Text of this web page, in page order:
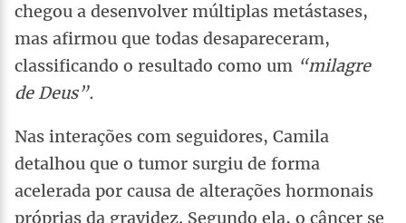
chegou a desenvolver múltiplas metástases,
mas afirmou que todas desapareceram,
classificando o resultado como um “milagre
de Deus”.
Nas interações com seguidores, Camila
detalhou que o tumor surgiu de forma
acelerada por causa de alterações hormonais
próprias da gravidez. Segundo ela, o câncer se